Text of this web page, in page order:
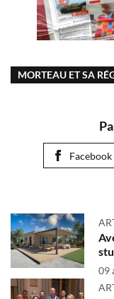
MORTEAU ET SA
Facebook
09